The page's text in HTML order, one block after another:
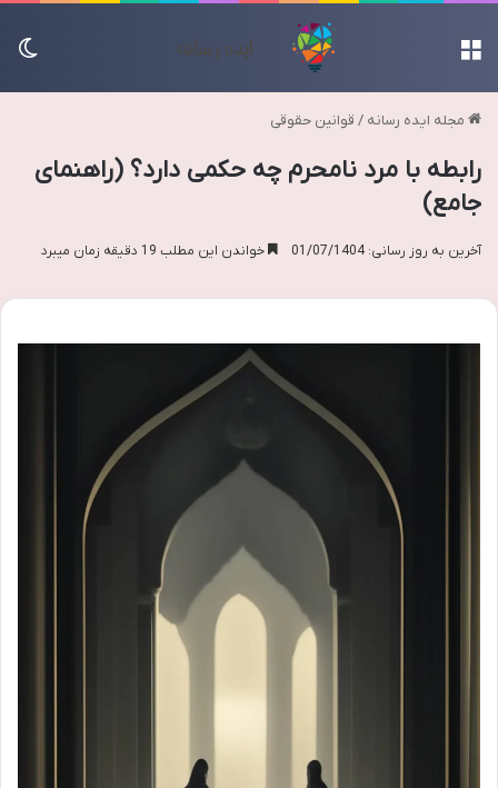
مجله ایده رسانه / قوانین حقوقی
رابطه با مرد نامحرم چه حکمی دارد؟ (راهنمای
جامع)
آخرین به روز رسانی: 01/07/1404 خواندن این مطلب 19 دقیقه زمان میبرد